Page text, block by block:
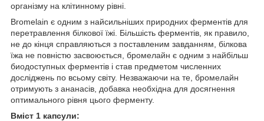
організму на клітинному рівні.
Bromelain є одним з найсильніших природних ферментів для
перетравлення білкової їжі. Більшість ферментів, як правило,
не до кінця справляються з поставленим завданням, білкова
їжа не повністю засвоюється, бромелайн є одним з найбільш
биодоступных ферментів і став предметом численних
досліджень по всьому світу. Незважаючи на те, бромелайн
отримують з ананасів, добавка необхідна для досягнення
оптимального рівня цього ферменту.
Вміст 1 капсули: